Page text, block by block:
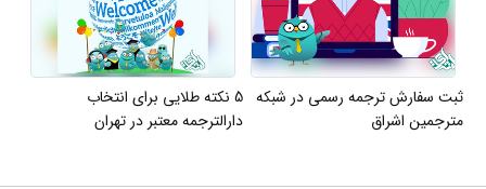
ثبت سفارش ترجمه رسمی در شبکه
مترجمین اشراق
5 نکته طلایی برای انتخاب
دارالترجمه معتبر در تهران